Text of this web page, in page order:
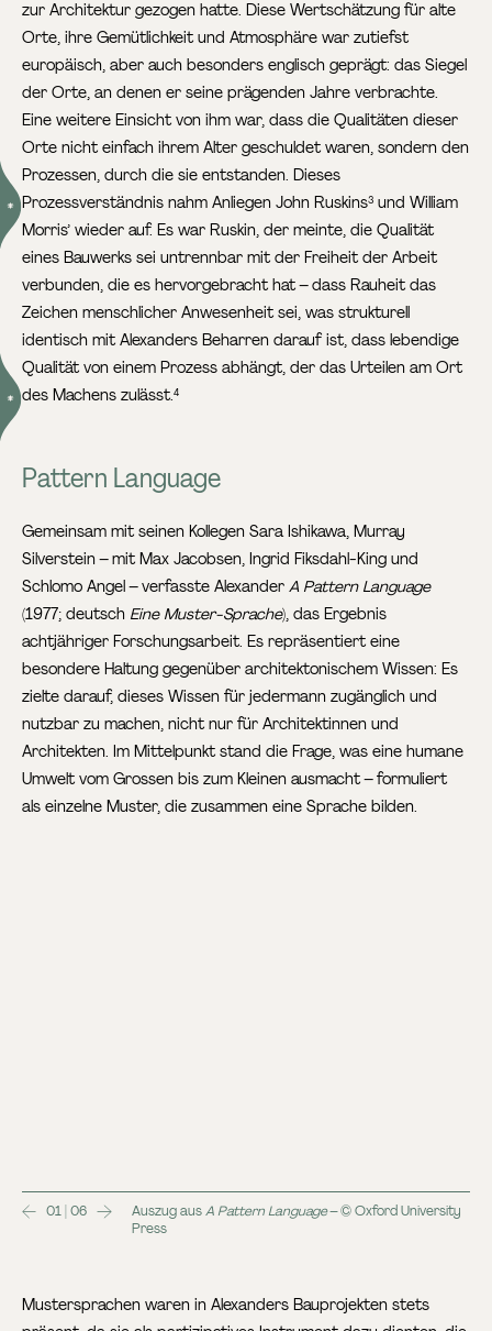
zur Architektur gezogen hatte. Diese Wertschätzung für alte
Orte, ihre Gemütlichkeit und Atmosphäre war zutiefst
europäisch, aber auch besonders englisch geprägt: das Siegel
der Orte, an denen er seine prägenden Jahre verbrachte.
Eine weitere Einsicht von ihm war, dass die Qualitäten dieser
Orte nicht einfach ihrem Alter geschuldet waren, sondern den
Prozessen, durch die sie entstanden. Dieses
Prozessverständnis nahm Anliegen John Ruskins3 und William
Morris’ wieder auf. Es war Ruskin, der meinte, die Qualität
eines Bauwerks sei untrennbar mit der Freiheit der Arbeit
verbunden, die es hervorgebracht hat – dass Rauheit das
Zeichen menschlicher Anwesenheit sei, was strukturell
identisch mit Alexanders Beharren darauf ist, dass lebendige
Qualität von einem Prozess abhängt, der das Urteilen am Ort
des Machens zulässt.4
Pattern Language
Gemeinsam mit seinen Kollegen Sara Ishikawa, Murray
Silverstein – mit Max Jacobsen, Ingrid Fiksdahl-King und
Schlomo Angel – verfasste AlexanderA Pattern Language
(1977; deutsch Eine Muster-Sprache), das Ergebnis
achtjähriger Forschungsarbeit. Es repräsentiert eine
besondere Haltung gegenüber architektonischem Wissen: Es
zielte darauf, dieses Wissen für jedermann zugänglich und
nutzbar zu machen, nicht nur für Architektinnen und
Architekten. Im Mittelpunkt stand die Frage, was eine humane
Umwelt vom Grossen bis zum Kleinen ausmacht – formuliert
als einzelne Muster, die zusammen eine Sprache bilden.
01 | 06 Auszug ausA Pattern Language– © Oxford University
Press
Mustersprachen waren in Alexanders Bauprojekten stets